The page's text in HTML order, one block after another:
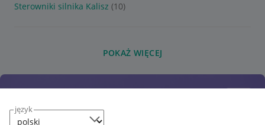
język
Sterowniki silnika Kalisz (10)
POKAŻ WIĘCEJ